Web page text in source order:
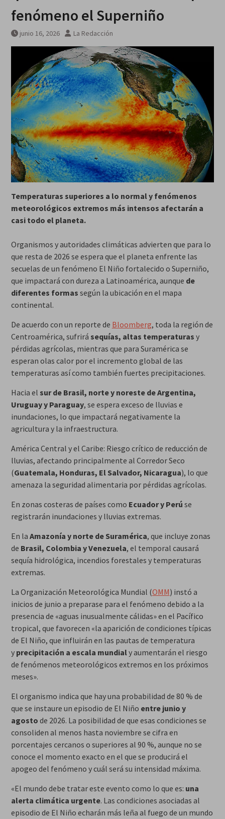
fenómeno el Superniño
junio 16, 2026 La Redacción
Temperaturas superiores a lo normal y fenómenos
meteorológicos extremos más intensos afectarán a
casi todo el planeta.
Organismos y autoridades climáticas advierten que para lo
que resta de 2026 se espera que el planeta enfrente las
secuelas de un fenómeno El Niño fortalecido o Superniño,
que impactará con dureza a Latinoamérica, aunque de
diferentes formas según la ubicación en el mapa
continental.
De acuerdo con un reporte de Bloomberg, toda la región de
Centroamérica, sufrirá sequías, altas temperaturas y
pérdidas agrícolas, mientras que para Suramérica se
esperan olas calor por el incremento global de las
temperaturas así como también fuertes precipitaciones.
Hacia el sur de Brasil, norte y noreste de Argentina,
Uruguay y Paraguay, se espera exceso de lluvias e
inundaciones, lo que impactará negativamente la
agricultura y la infraestructura.
América Central y el Caribe: Riesgo crítico de reducción de
lluvias, afectando principalmente al Corredor Seco
(Guatemala, Honduras, El Salvador, Nicaragua), lo que
amenaza la seguridad alimentaria por pérdidas agrícolas.
En zonas costeras de países como Ecuador y Perú se
registrarán inundaciones y lluvias extremas.
En la Amazonía y norte de Suramérica, que incluye zonas
de Brasil, Colombia y Venezuela, el temporal causará
sequía hidrológica, incendios forestales y temperaturas
extremas.
La Organización Meteorológica Mundial (OMM) instó a
inicios de junio a preparase para el fenómeno debido a la
presencia de «aguas inusualmente cálidas» en el Pacífico
tropical, que favorecen «la aparición de condiciones típicas
de El Niño, que influirán en las pautas de temperatura
y precipitación a escala mundialy aumentarán el riesgo
de fenómenos meteorológicos extremos en los próximos
meses».
El organismo indica que hay una probabilidad de 80 % de
que se instaure un episodio de El Niño entre junio y
agosto de 2026. La posibilidad de que esas condiciones se
consoliden al menos hasta noviembre se cifra en
porcentajes cercanos o superiores al 90 %, aunque no se
conoce el momento exacto en el que se producirá el
apogeo del fenómeno y cuál será su intensidad máxima.
«El mundo debe tratar este evento como lo que es: una
alerta climática urgente. Las condiciones asociadas al
episodio de El Niño echarán más leña al fuego de un mundo